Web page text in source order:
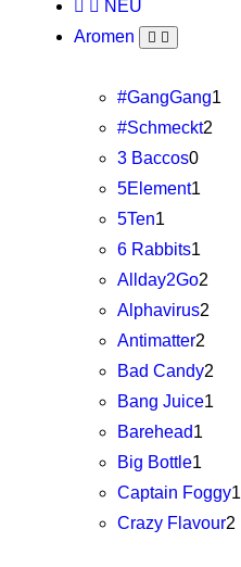
NEU
Aromen
#GangGang1
#Schmeckt2
3 Baccos0
5Element1
5Ten1
6 Rabbits1
Allday2Go2
Alphavirus2
Antimatter2
Bad Candy2
Bang Juice1
Barehead1
Big Bottle1
Captain Foggy1
Crazy Flavour2